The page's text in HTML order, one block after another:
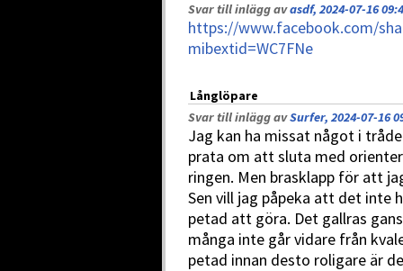
Svar till inlägg avasdf, 2024-07-16
https://www.facebook.com/
mibextid=WC7FNe
Långlöpare
Svar till inlägg avSurfer, 2024-07-16
Jag kan ha missat något i
prata om att sluta med
ringen. Men brasklapp för att
Sen vill jag påpeka att det inte
petad att göra. Det gallras
många inte går vidare från
petad innan desto roligare är